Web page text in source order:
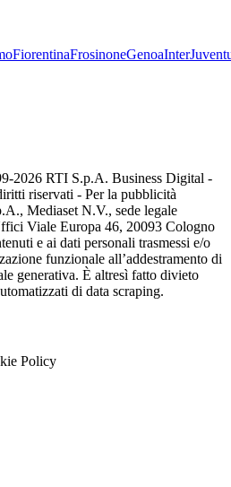
FiorentinaFrosinoneGenoaInter
2026 RTI S.p.A. Business Digital -
riservati - Per la pubblicità
Mediaset N.V., sede legale
Viale Europa 46, 20093 Cologno
e ai dati personali trasmessi e/o
funzionale all’addestramento di
generativa. È altresì fatto divieto
di data scraping.
Policy